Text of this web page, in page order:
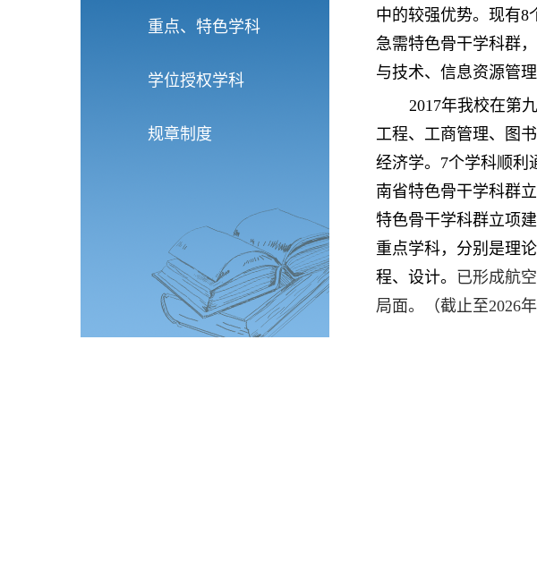
重点、特色学科
学位授权学科
规章制度
中的较强优势。现有8
急需特色骨干学科群
与技术、信息资源管
2017年我校在第
工程、工商管理、图
经济学。 7个学科顺利
南省特色骨干学科群
特色骨干学科群立项
重点学科，分别是理
程、设计。 已形成航
局面。（截止至2026年